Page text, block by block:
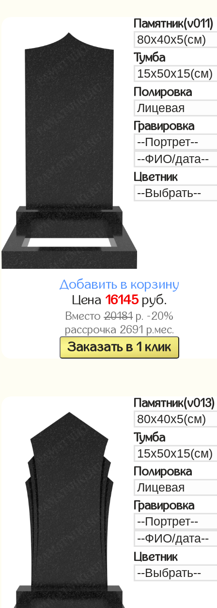
Памятник(v011)
Тумба
Полировка
Гравировка
Цветник
Добавить в корзину
Цена 16145руб.
Вместо20181р. -20%
рассрочка 2691 р.мес.
Заказать в 1 клик
Памятник(v013)
Тумба
Полировка
Гравировка
Цветник